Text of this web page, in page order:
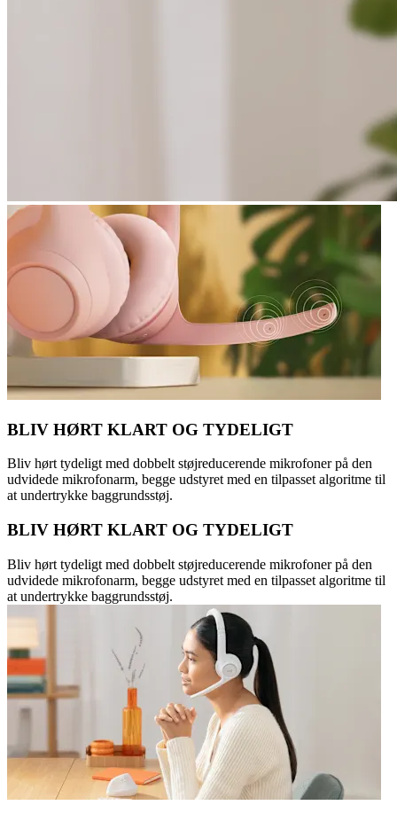
BLIV HØRT KLART OG TYDELIGT
Bliv hørt tydeligt med dobbelt støjreducerende mikrofoner på den
udvidede mikrofonarm, begge udstyret med en tilpasset algoritme til
at undertrykke baggrundsstøj.
BLIV HØRT KLART OG TYDELIGT
Bliv hørt tydeligt med dobbelt støjreducerende mikrofoner på den
udvidede mikrofonarm, begge udstyret med en tilpasset algoritme til
at undertrykke baggrundsstøj.